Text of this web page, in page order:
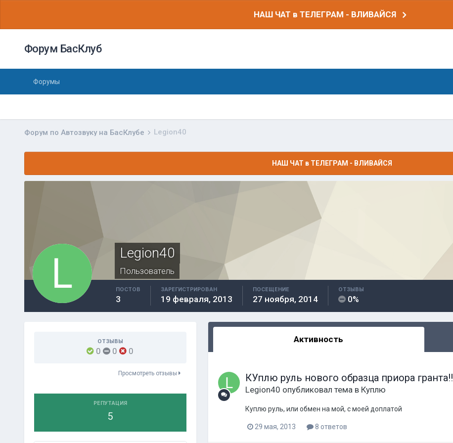
НАШ ЧАТ в ТЕЛЕГРАМ - ВЛИВАЙСЯ
Форум БасКлуб
Форумы
Форум по Автозвуку на БасКлубе Legion40
НАШ ЧАТ в ТЕЛЕГРАМ - ВЛИВАЙСЯ
Legion40
Пользователь
ПОСТОВ
3
ЗАРЕГИСТРИРОВАН
19 февраля, 2013
ПОСЕЩЕНИЕ
27 ноября, 2014
ОТЗЫВЫ
0%
ОТЗЫВЫ
0 0 0
Просмотреть отзывы
РЕПУТАЦИЯ
5
Активность
КУплю руль нового образца приора гранта!!
Legion40 опубликовал тема в Куплю
Куплю руль, или обмен на мой, с моей доплатой
29 мая, 2013 8 ответов